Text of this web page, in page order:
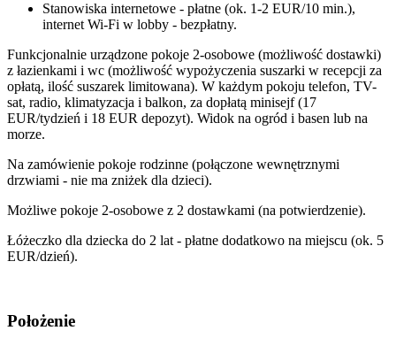
Stanowiska internetowe - płatne (ok. 1-2 EUR/10 min.),
internet Wi-Fi w lobby - bezpłatny.
Funkcjonalnie urządzone pokoje 2-osobowe (możliwość dostawki)
z łazienkami i wc (możliwość wypożyczenia suszarki w recepcji za
opłatą, ilość suszarek limitowana). W każdym pokoju telefon, TV-
sat, radio, klimatyzacja i balkon, za dopłatą minisejf (17
EUR/tydzień i 18 EUR depozyt). Widok na ogród i basen lub na
morze.
Na zamówienie pokoje rodzinne (połączone wewnętrznymi
drzwiami - nie ma zniżek dla dzieci).
Możliwe pokoje 2-osobowe z 2 dostawkami (na potwierdzenie).
Łóżeczko dla dziecka do 2 lat - płatne dodatkowo na miejscu (ok. 5
EUR/dzień).
Położenie